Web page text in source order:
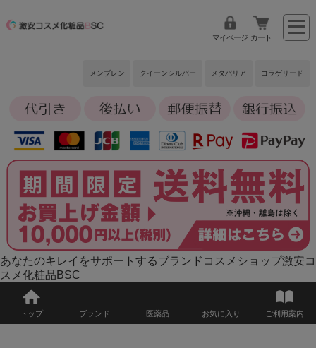
メンブレン クイーンシルバー メタバリア コラゲリード
マイページ カート
あなたのキレイをサポートするブランドコスメショップ激安コ
スメ化粧品BSC
トップ ブランド 医薬品 お気に入り ご利用案内